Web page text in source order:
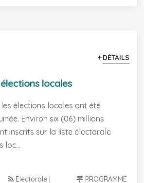
DÉTAILS
locales
les élections locales ont été
Environ six (06) millions
inscrits sur la liste électorale
loc...
Electorale |
PROGRAMME